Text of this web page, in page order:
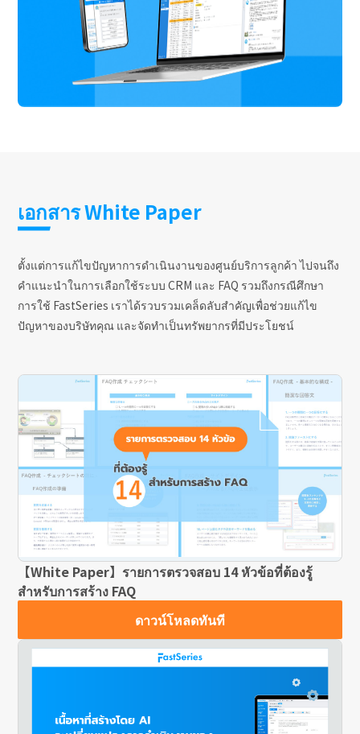
เอกสาร White Paper
ตั้งแต่การแก้ไขปัญหาการดำเนินงานของศูนย์บริการลูกค้า ไปจนถึง
คำแนะนำในการเลือกใช้ระบบ CRM และ FAQ รวมถึงกรณีศึกษา
การใช้ FastSeries เราได้รวบรวมเคล็ดลับสำคัญเพื่อช่วยแก้ไข
ปัญหาของบริษัทคุณ และจัดทำเป็นทรัพยากรที่มีประโยชน์
【White Paper】รายการตรวจสอบ 14 หัวข้อที่ต้องรู้
สำหรับการสร้าง FAQ
ดาวน์โหลดทันที